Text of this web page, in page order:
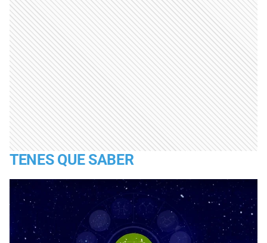
TENES QUE SABER